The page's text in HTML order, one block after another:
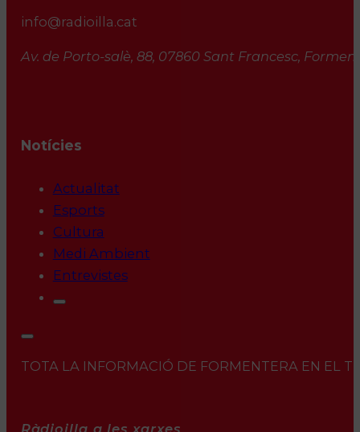
info@radioilla.cat
Av. de Porto-salè, 88, 07860 Sant Francesc,
Notícies
Actualitat
Esports
Cultura
Medi Ambient
Entrevistes
TOTA LA INFORMACIÓ DE FORMENTERA EN EL
Ràdioilla a les xarxes